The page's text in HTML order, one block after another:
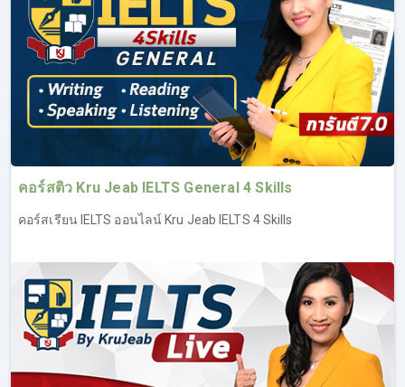
คอร์สติว Kru Jeab IELTS General 4 Skills
คอร์สเรียน IELTS ออนไลน์ Kru Jeab IELTS 4 Skills